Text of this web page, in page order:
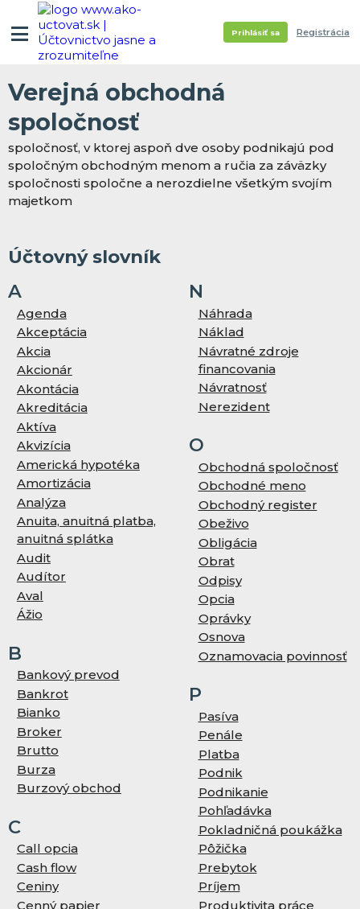
Prihlásiť sa Registrácia
Verejná obchodná
spoločnosť
spoločnosť, v ktorej aspoň dve osoby podnikajú pod
spoločným obchodným menom a ručia za záväzky
spoločnosti spoločne a nerozdielne všetkým svojím
majetkom
Účtovný slovník
A
Agenda
Akceptácia
Akcia
Akcionár
Akontácia
Akreditácia
Aktíva
Akvizícia
Americká hypotéka
Amortizácia
Analýza
Anuita, anuitná platba,
anuitná splátka
Audit
Audítor
Aval
Ážio
B
Bankový prevod
Bankrot
Bianko
Broker
Brutto
Burza
Burzový obchod
C
Call opcia
Cash flow
Ceniny
Cenný papier
N
Náhrada
Náklad
Návratné zdroje
financovania
Návratnosť
Nerezident
O
Obchodná spoločnosť
Obchodné meno
Obchodný register
Obeživo
Obligácia
Obrat
Odpisy
Opcia
Oprávky
Osnova
Oznamovacia povinnosť
P
Pasíva
Penále
Platba
Podnik
Podnikanie
Pohľadávka
Pokladničná poukážka
Pôžička
Prebytok
Príjem
Produktivita práce